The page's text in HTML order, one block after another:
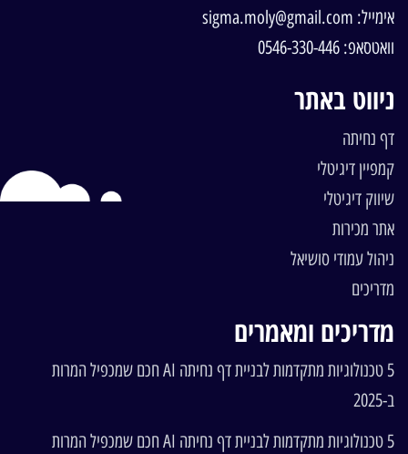
אימייל: sigma.moly@gmail.com
וואטסאפ: 0546-330-446
ניווט באתר
דף נחיתה
קמפיין דיגיטלי
שיווק דיגיטלי
אתר מכירות
ניהול עמודי סושיאל
מדריכים
מדריכים ומאמרים
5 טכנולוגיות מתקדמות לבניית דף נחיתה AI חכם שמכפיל המרות
ב-2025
5 טכנולוגיות מתקדמות לבניית דף נחיתה AI חכם שמכפיל המרות